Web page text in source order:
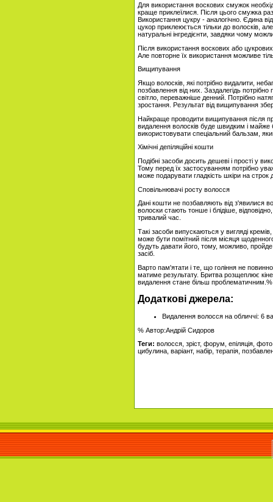
Для використання воскових смужок
краще приклеїлися. Після цього смужка
Використання цукру - аналогічно. Єдина
цукор приклеюється тільки до волосків,
натуральні інгредієнти, завдяки чому
Після використання воскових або
Але повторне їх використання можливе
Вищипування
Якщо волосків, які потрібно видалити,
позбавлення від них. Заздалегідь потрібно
світло, переважніше денний. Потрібно
зростання. Результат від вищипування
Найкраще проводити вищипування після
видалення волосків буде швидким і
використовувати спеціальний бальзам,
Хімічні депіляційні кошти
Подібні засоби досить дешеві і прості у
Тому перед їх застосуванням потрібно
може подарувати гладкість шкіри на строк
Сповільнювачі росту волосся
Дані кошти не позбавляють від з'явилися
волоски стають тонше і блідіше,
тривалий час.
Такі засоби випускаються у вигляді
може бути помітний після місяця
будуть давати його, тому, можливо,
засіб.
Варто пам'ятати і те, що гоління не
матиме результату. Бритва розщеплює
видалення стане більш проблематичним.%
Додаткові джерела:
Видалення волосся на обличчі: 6
% Автор:Андрій Сидоров
Теги: волосся, зріст, форум, епіляція,
цибулина, варіант, набір, терапія,